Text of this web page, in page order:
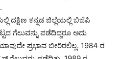
ದಕ್ಷಿಣ ಕನ್ನಡ ಜಿಲ್ಲೆಯಲ್ಲಿ ಬಿಜೆಪಿ
ಗೆಲುವನ್ನು ಪಡೆದಿದ್ದರೂ ಅದು
ಪ್ರಭಾವ ಬೀರಿರಲಿಲ್ಲ. 1984 ರ